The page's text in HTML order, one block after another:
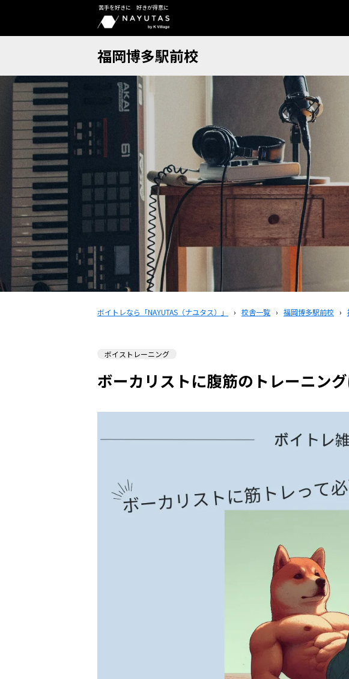
苦手を好きに 好きが得意に
福岡博多駅前校
ボイトレなら「NAYUTAS（ナユタス）」 › 校舎一覧 › 福岡博多駅前校 ›
ボイストレーニング
ボーカリストに腹筋のトレーニン